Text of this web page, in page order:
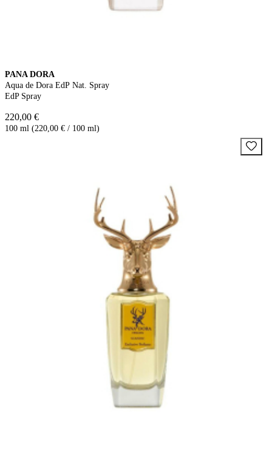
PANA DORA
Aqua de Dora EdP Nat. Spray
EdP Spray
220,00 €
100 ml (220,00 € / 100 ml)